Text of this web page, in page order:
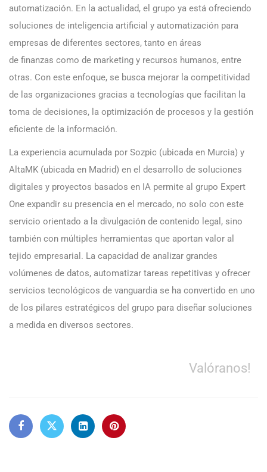
automatización. En la actualidad, el grupo ya está ofreciendo
soluciones de inteligencia artificial y automatización para
empresas de diferentes sectores, tanto en áreas
de finanzas como de marketing y recursos humanos, entre
otras. Con este enfoque, se busca mejorar la competitividad
de las organizaciones gracias a tecnologías que facilitan la
toma de decisiones, la optimización de procesos y la gestión
eficiente de la información.
La experiencia acumulada por Sozpic (ubicada en Murcia) y
AltaMK (ubicada en Madrid) en el desarrollo de soluciones
digitales y proyectos basados en IA permite al grupo Expert
One expandir su presencia en el mercado, no solo con este
servicio orientado a la divulgación de contenido legal, sino
también con múltiples herramientas que aportan valor al
tejido empresarial. La capacidad de analizar grandes
volúmenes de datos, automatizar tareas repetitivas y ofrecer
servicios tecnológicos de vanguardia se ha convertido en uno
de los pilares estratégicos del grupo para diseñar soluciones
a medida en diversos sectores.
Valóranos!